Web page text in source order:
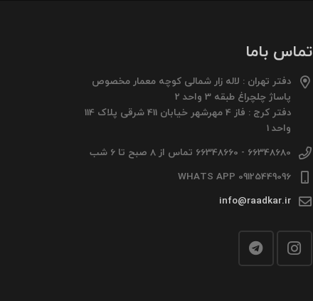
تماس باما
دفتر تهران : لاله زار شمالی کوچه معمار مخصوص
پاساژ چلچراغ طبقه 3 واحد 2
دفتر کرج : فاز 4 مهرشهر خیابان 411 شرقی پلاک 114
واحد 1
66348680 - 66348660 تماس از 8 صبح تا 6 شب
09125449096 WHATS APP
info@raadkar.ir